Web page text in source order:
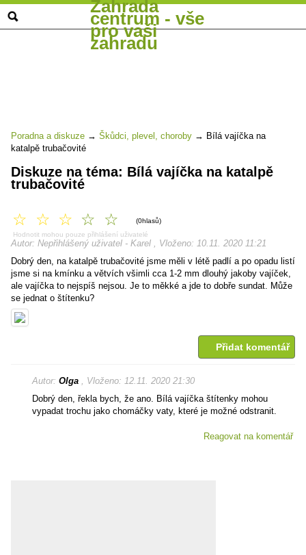
Zahrada
centrum - vše
pro vaši
zahradu
Poradna a diskuze → Škůdci, plevel, choroby → Bílá vajíčka na
katalpě trubačovité
Diskuze na téma: Bílá vajíčka na katalpě
trubačovité
☆
☆
☆
☆
☆
(0hlasů)
Hodnotit mohou pouze přihlášení uživatelé
Autor: Nepřihlášený uživatel - Karel , Vloženo: 10.11. 2020 11:21
Dobrý den, na katalpě trubačovité jsme měli v létě padlí a po opadu listí
jsme si na kmínku a větvích všimli cca 1-2 mm dlouhý jakoby vajíček,
ale vajíčka to nejspíš nejsou. Je to měkké a jde to dobře sundat. Může
se jednat o štítenku?
Přidat komentář
Autor: Olga , Vloženo: 12.11. 2020 21:30
Dobrý den, řekla bych, že ano. Bílá vajíčka štítenky mohou
vypadat trochu jako chomáčky vaty, které je možné odstranit.
Reagovat na komentář